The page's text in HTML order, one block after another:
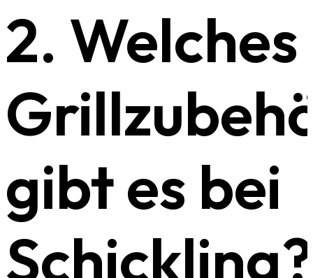
2. Welches
gibt es bei
Schickling?